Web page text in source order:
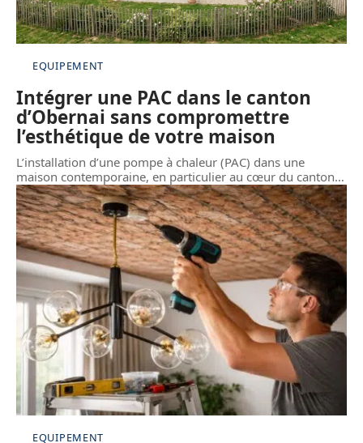
EQUIPEMENT
Intégrer une PAC dans le canton
d’Obernai sans compromettre
l’esthétique de votre maison
L’installation d’une pompe à chaleur (PAC) dans une
maison contemporaine, en particulier au cœur du canton…
EQUIPEMENT